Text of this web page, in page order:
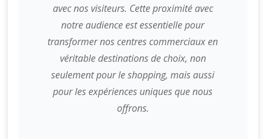
avec nos visiteurs. Cette proximité avec
notre audience est essentielle pour
transformer nos centres commerciaux en
véritable destinations de choix, non
seulement pour le shopping, mais aussi
pour les expériences uniques que nous
offrons.